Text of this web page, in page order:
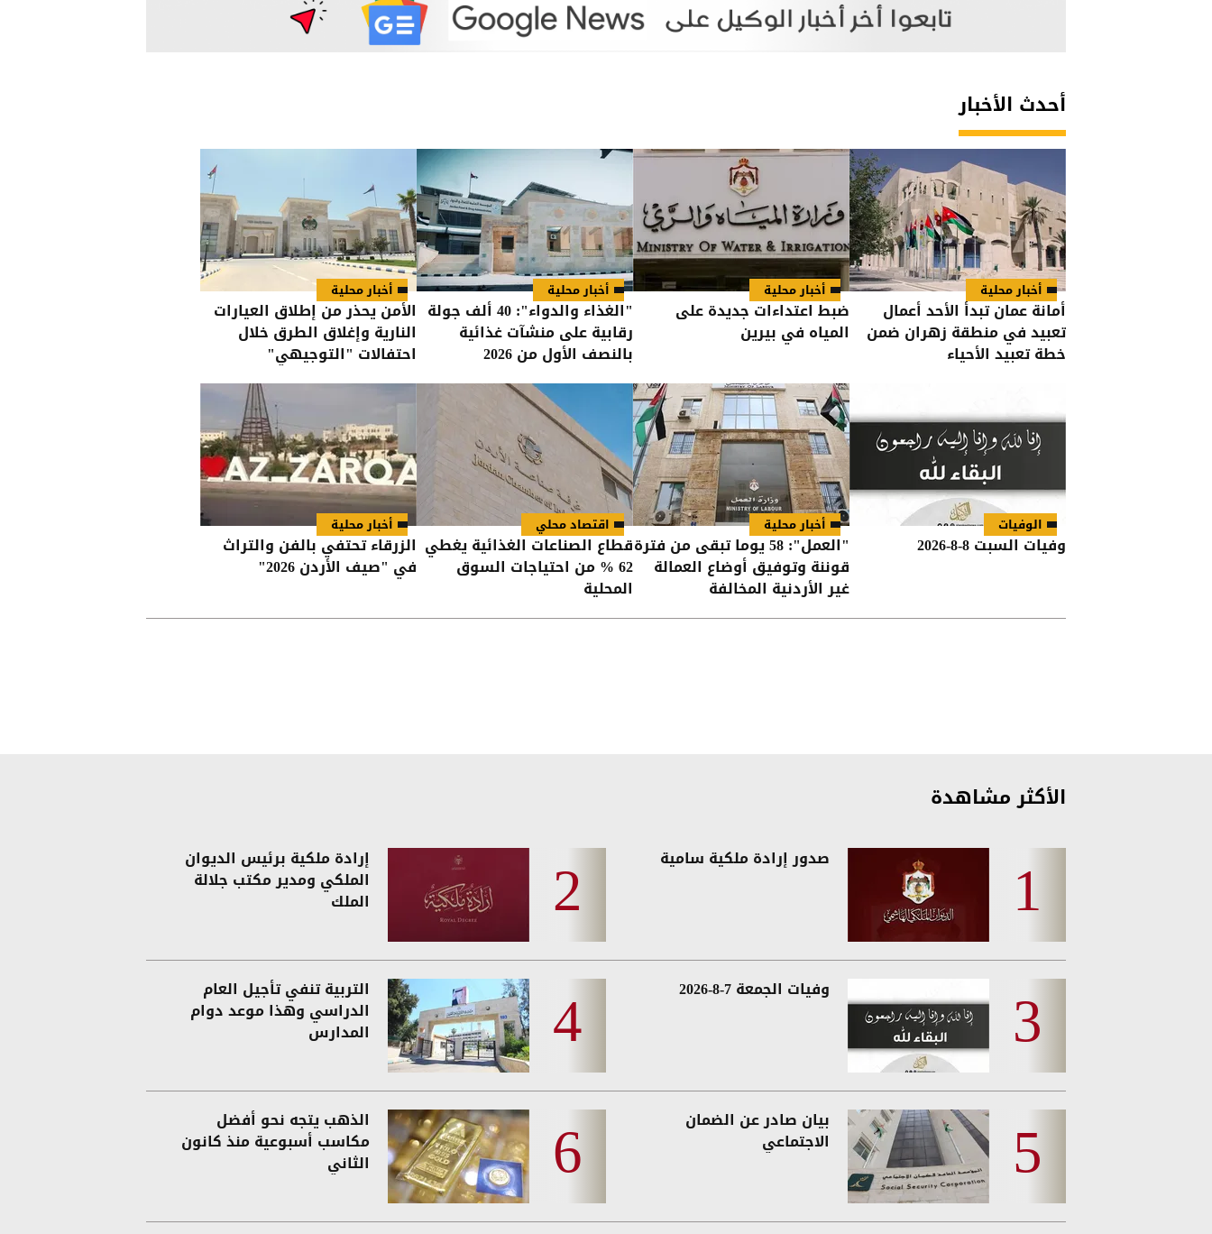
أحدث الأخبار
أخبار محلية
أمانة عمان تبدأ الأحد أعمال
تعبيد في منطقة زهران ضمن
خطة تعبيد الأحياء
أخبار محلية
ضبط اعتداءات جديدة على
المياه في بيرين
أخبار محلية
"الغذاء والدواء": 40 ألف جولة
رقابية على منشآت غذائية
بالنصف الأول من 2026
أخبار محلية
الأمن يحذر من إطلاق العيارات
النارية وإغلاق الطرق خلال
احتفالات "التوجيهي"
الوفيات
وفيات السبت 8-8-2026
أخبار محلية
"العمل": 58 يوما تبقى من فترة
قوننة وتوفيق أوضاع العمالة
غير الأردنية المخالفة
اقتصاد محلي
قطاع الصناعات الغذائية يغطي
62 % من احتياجات السوق
المحلية
أخبار محلية
الزرقاء تحتفي بالفن والتراث
في "صيف الأردن 2026"
الأكثر مشاهدة
صدور إرادة ملكية سامية إرادة ملكية برئيس الديوان
الملكي ومدير مكتب جلالة
الملك
وفيات الجمعة 7-8-2026 التربية تنفي تأجيل العام
الدراسي وهذا موعد دوام
المدارس
بيان صادر عن الضمان
الاجتماعي
الذهب يتجه نحو أفضل
مكاسب أسبوعية منذ كانون
الثاني